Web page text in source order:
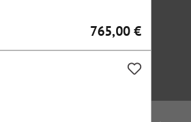
Regulärer Preis:
765,00 €